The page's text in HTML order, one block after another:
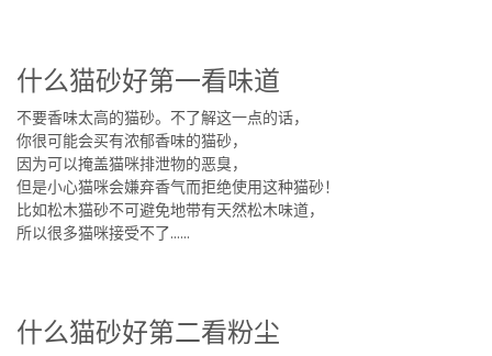
什么猫砂好第一看味道
不要香味太高的猫砂。不了解这一点的话，
你很可能会买有浓郁香味的猫砂，
因为可以掩盖猫咪排泄物的恶臭，
但是小心猫咪会嫌弃香气而拒绝使用这种猫砂！
比如松木猫砂不可避免地带有天然松木味道，
所以很多猫咪接受不了……
什么猫砂好第二看粉尘